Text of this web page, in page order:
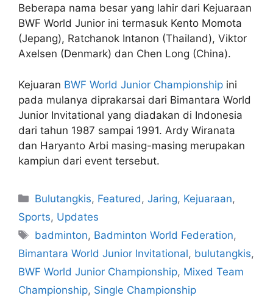
Beberapa nama besar yang lahir dari Kejuaraan
BWF World Junior ini termasuk Kento Momota
(Jepang), Ratchanok Intanon (Thailand), Viktor
Axelsen (Denmark) dan Chen Long (China).
Kejuaran BWF World Junior Championship ini
pada mulanya diprakarsai dari Bimantara World
Junior Invitational yang diadakan di Indonesia
dari tahun 1987 sampai 1991. Ardy Wiranata
dan Haryanto Arbi masing-masing merupakan
kampiun dari event tersebut.
Bulutangkis, Featured ,Jaring, Kejuaraan,
Sports, Updates
badminton, Badminton World Federation,
Bimantara World Junior Invitational, bulutangkis,
BWF World Junior Championship, Mixed Team
Championship, Single Championship